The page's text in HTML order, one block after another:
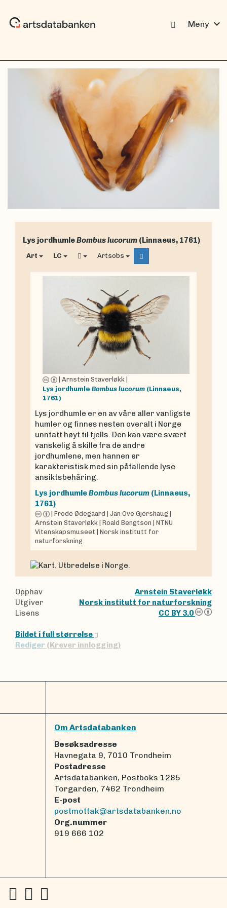
Meny expand_more
Lys jordhumleBombus lucorum (Linnaeus, 1761)
Art LC Artsobs
Arnstein Staverløkk
Lys jordhumle Bombus lucorum (Linnaeus,
1761)
Lys jordhumle er en av våre aller vanligste
humler og finnes nesten overalt i Norge
unntatt høyt til fjells. Den kan være svært
vanskelig å skille fra de andre
jordhumlene, men hannen er
karakteristisk med sin påfallende lyse
ansiktsbehåring.
Lys jordhumleBombus lucorum (Linnaeus,
1761)
Frode Ødegaard Jan Ove Gjershaug
Arnstein Staverløkk Roald Bengtson
NTNU
Vitenskapsmuseet
Norsk institutt for
naturforskning
Opphav
Arnstein Staverløkk
Utgiver
Norsk institutt for naturforskning
Lisens
CC BY 3.0
Bildet i full størrelse
Rediger (Krever innlogging)
Om Artsdatabanken
Besøksadresse
Havnegata 9, 7010 Trondheim
Postadresse
Artsdatabanken, Postboks 1285
Torgarden, 7462 Trondheim
E-post
postmottak@artsdatabanken.no
Org.nummer
919 666 102